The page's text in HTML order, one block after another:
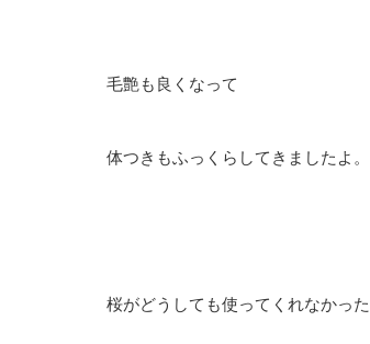
毛艶も良くなって
体つきもふっくらしてきましたよ。
桜がどうしても使ってくれなかった